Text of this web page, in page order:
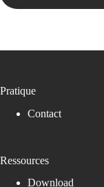
Pratique
Contact
Ressources
Download